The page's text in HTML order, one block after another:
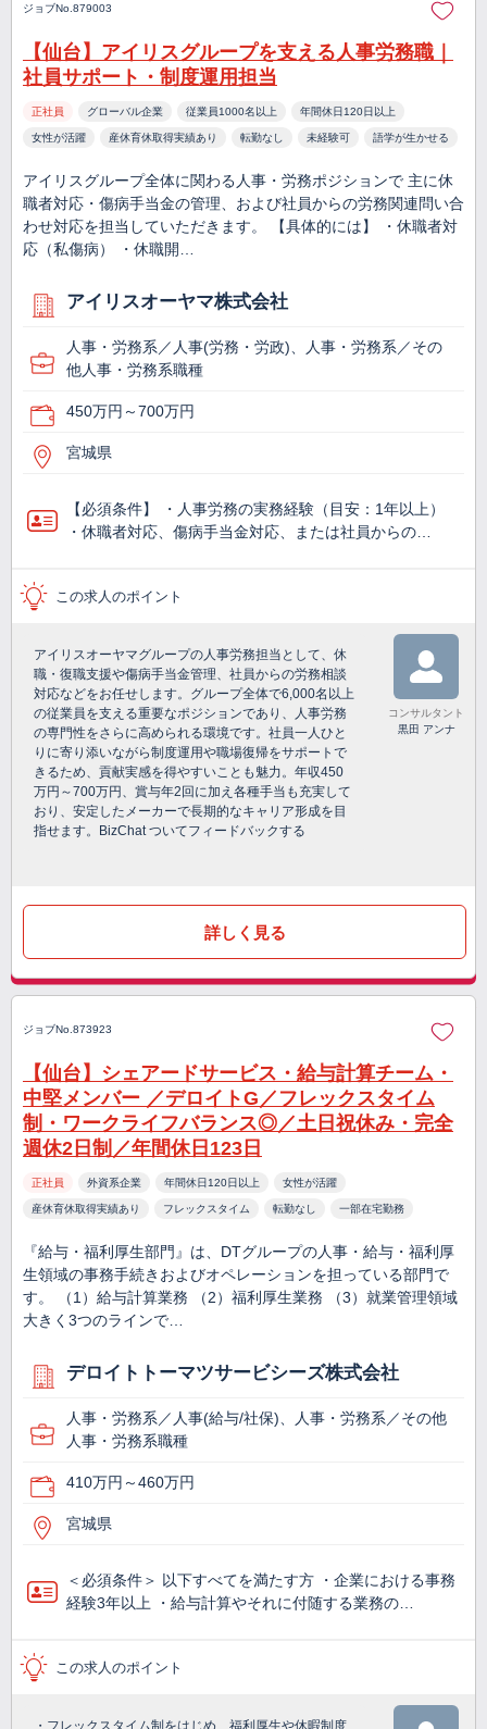
ジョブNo.879003
【仙台】アイリスグループを支える人事労務職｜
社員サポート・制度運用担当
正社員 グローバル企業 従業員1000名以上 年間休日120日以上
女性が活躍 産休育休取得実績あり 転勤なし 未経験可 語学が生かせる
アイリスグループ全体に関わる人事・労務ポジションで 主に休
職者対応・傷病手当金の管理、および社員からの労務関連問い合
わせ対応を担当していただきます。 【具体的には】 ・休職者対
応（私傷病） ・休職開…
アイリスオーヤマ株式会社
人事・労務系／人事(労務・労政)、人事・労務系／その
他人事・労務系職種
450万円～700万円
宮城県
【必須条件】 ・人事労務の実務経験（目安：1年以上）
・休職者対応、傷病手当金対応、または社員からの…
この求人のポイント
アイリスオーヤマグループの人事労務担当として、休
職・復職支援や傷病手当金管理、社員からの労務相談
対応などをお任せします。グループ全体で6,000名以上
の従業員を支える重要なポジションであり、人事労務
の専門性をさらに高められる環境です。社員一人ひと
りに寄り添いながら制度運用や職場復帰をサポートで
きるため、貢献実感を得やすいことも魅力。年収450
万円～700万円、賞与年2回に加え各種手当も充実して
おり、安定したメーカーで長期的なキャリア形成を目
指せます。BizChat ついてフィードバックする
コンサルタント
黒田 アンナ
詳しく見る
ジョブNo.873923
【仙台】シェアードサービス・給与計算チーム・
中堅メンバー ／デロイトG／フレックスタイム
制・ワークライフバランス◎／土日祝休み・完全
週休2日制／年間休日123日
正社員 外資系企業 年間休日120日以上 女性が活躍
産休育休取得実績あり フレックスタイム 転勤なし 一部在宅勤務
『給与・福利厚生部門』は、DTグループの人事・給与・福利厚
生領域の事務手続きおよびオペレーションを担っている部門で
す。 （1）給与計算業務 （2）福利厚生業務 （3）就業管理領域
大きく3つのラインで…
デロイトトーマツサービシーズ株式会社
人事・労務系／人事(給与/社保)、人事・労務系／その他
人事・労務系職種
410万円～460万円
宮城県
＜必須条件＞ 以下すべてを満たす方 ・企業における事務
経験3年以上 ・給与計算やそれに付随する業務の…
この求人のポイント